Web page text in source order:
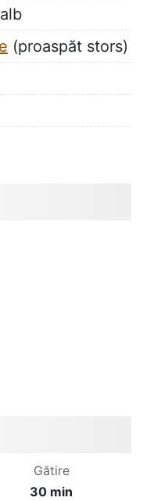
(proaspăt stors)
Gătire
30 min